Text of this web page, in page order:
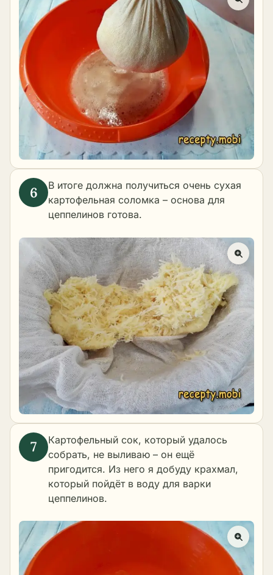
В итоге должна получиться очень сухая
картофельная соломка – основа для
цеппелинов готова.
Картофельный сок, который удалось
собрать, не выливаю – он ещё
пригодится. Из него я добуду крахмал,
который пойдёт в воду для варки
цеппелинов.